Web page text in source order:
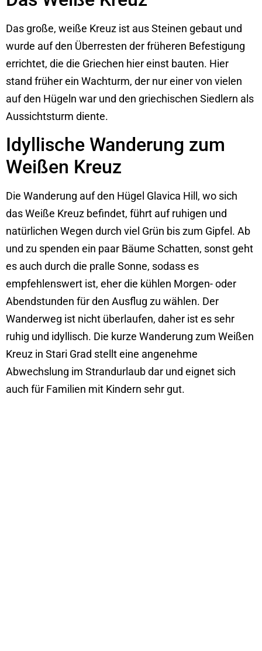
Das große, weiße Kreuz ist aus Steinen gebaut und
wurde auf den Überresten der früheren Befestigung
errichtet, die die Griechen hier einst bauten. Hier
stand früher ein Wachturm, der nur einer von vielen
auf den Hügeln war und den griechischen Siedlern als
Aussichtsturm diente.
Idyllische Wanderung zum
Weißen Kreuz
Die Wanderung auf den Hügel Glavica Hill, wo sich
das Weiße Kreuz befindet, führt auf ruhigen und
natürlichen Wegen durch viel Grün bis zum Gipfel. Ab
und zu spenden ein paar Bäume Schatten, sonst geht
es auch durch die pralle Sonne, sodass es
empfehlenswert ist, eher die kühlen Morgen- oder
Abendstunden für den Ausflug zu wählen. Der
Wanderweg ist nicht überlaufen, daher ist es sehr
ruhig und idyllisch. Die kurze Wanderung zum Weißen
Kreuz in Stari Grad stellt eine angenehme
Abwechslung im Strandurlaub dar und eignet sich
auch für Familien mit Kindern sehr gut.